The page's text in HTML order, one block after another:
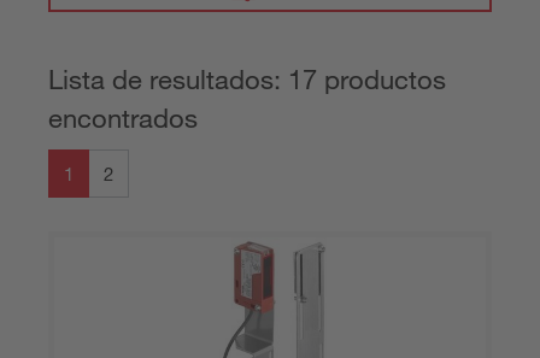
Lista de resultados: 17 productos
encontrados
1 2